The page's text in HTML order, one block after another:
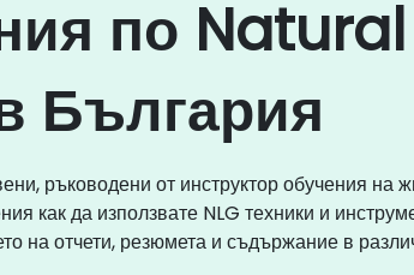
по
България
ръководени от инструктор обучения
как да използвате NLG техники и
на отчети, резюмета и съдържание в